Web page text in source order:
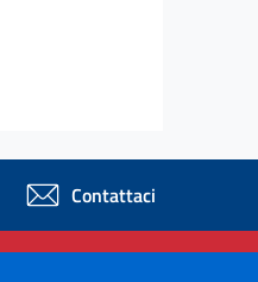
Contattaci